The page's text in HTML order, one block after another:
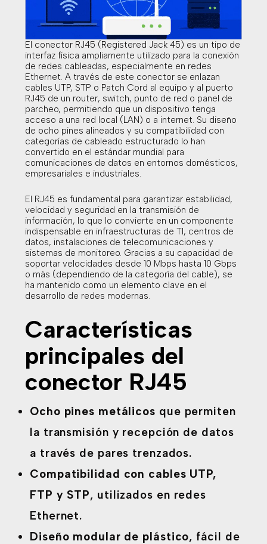
El conector RJ45 (Registered Jack 45) es un tipo de
interfaz física ampliamente utilizado para la conexión
de redes cableadas, especialmente en redes
Ethernet. A través de este conector se enlazan
cables UTP, STP o Patch Cord al equipo y al puerto
RJ45 de un router, switch, punto de red o panel de
parcheo, permitiendo que un dispositivo tenga
acceso a una red local (LAN) o a internet. Su diseño
de ocho pines alineados y su compatibilidad con
categorías de cableado estructurado lo han
convertido en el estándar mundial para
comunicaciones de datos en entornos domésticos,
empresariales e industriales.
El RJ45 es fundamental para garantizar estabilidad,
velocidad y seguridad en la transmisión de
información, lo que lo convierte en un componente
indispensable en infraestructuras de TI, centros de
datos, instalaciones de telecomunicaciones y
sistemas de monitoreo. Gracias a su capacidad de
soportar velocidades desde 10 Mbps hasta 10 Gbps
o más (dependiendo de la categoría del cable), se
ha mantenido como un elemento clave en el
desarrollo de redes modernas.
Características
principales del
conector RJ45
Ocho pines metálicos que permiten
la transmisión y recepción de datos
a través de pares trenzados.
Compatibilidad con cables UTP,
FTP y STP, utilizados en redes
Ethernet.
Diseño modular de plástico, fácil de